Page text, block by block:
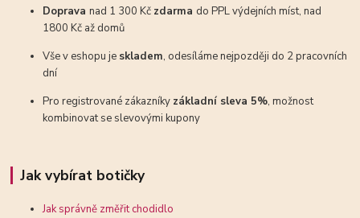
Dopravanad 1 300 Kč zdarma do PPL výdejních míst, nad
1800 Kč až domů
Vše v eshopu je skladem, odesíláme nejpozději do 2 pracovních
dní
Pro registrované zákazníky základní sleva 5%, možnost
kombinovat se slevovými kupony
Jak vybírat botičky
Jak správně změřit chodidlo